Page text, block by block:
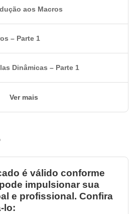
aos Macros
– Parte 1
Dinâmicas – Parte 1
Ver mais
é válido conforme
impulsionar sua
e profissional. Confira
lo: